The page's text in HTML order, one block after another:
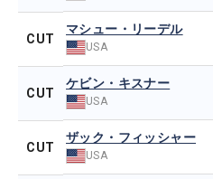
CUT
マシュー・リーデル
USA
CUT
ケビン・キスナー
USA
CUT
ザック・フィッシャー
USA